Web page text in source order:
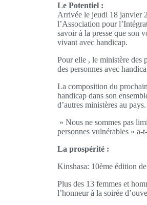
Le Potentiel :
Arrivée le jeudi 18 janvier
l’Association pour
savoir à la presse que son
vivant avec handicap.
Pour elle , le ministère des
des personnes avec
La composition du
handicap dans son
d’autres ministères au pays.
» Nous ne sommes pas
personnes vulnérables » a-
La prospérité :
Kinshasa: 10ème édition
Plus des 13 femmes et
l’honneur à la soirée